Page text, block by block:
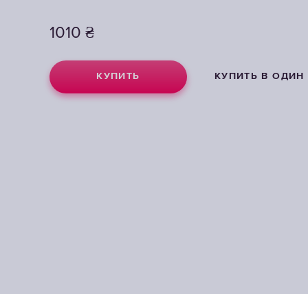
1010 ₴
КУПИТЬ КУПИТЬ В ОДИН
1010 ₴
КУПИТЬ КУПИТЬ В ОДИН